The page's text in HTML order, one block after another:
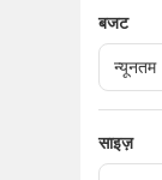
बजट
साइज़